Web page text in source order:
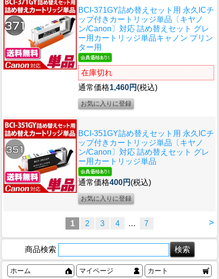
BCI-371GY詰め替えセット用 永久ICチ
ップ付きカートリッジ単品〔キヤノ
ン/Canon〕対応 詰め替えセット グレ
ー用カートリッジ単品キャノン プリン
ター用
在庫切れ
通常価格1,460円 (税込)
BCI-351GY詰め替えセット用 永久ICチ
ップ付きカートリッジ単品〔キヤノ
ン/Canon〕対応 詰め替えセット グレ
ー用カートリッジ単品
通常価格400円 (税込)
>
1 2 3 4 … 7
商品検索
ホーム マイページ カート